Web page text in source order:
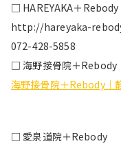
□ HAREYAKA＋Rebody
http://hareyaka-
072-428-5858
□ 海野接骨院＋Rebody
海野接骨院＋Rebody｜
□ 愛泉道院＋Rebody